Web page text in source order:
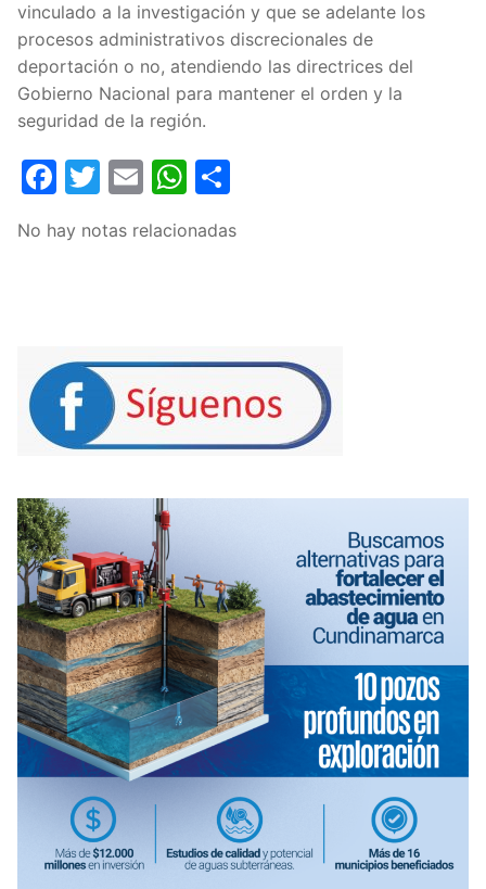
vinculado a la investigación y que se adelante los
procesos administrativos discrecionales de
deportación o no, atendiendo las directrices del
Gobierno Nacional para mantener el orden y la
seguridad de la región.
Facebook
Twitter
EmailWhatsApp
No hay notas relacionadas